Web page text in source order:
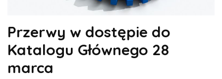
Przerwy w dostępie do
Katalogu Głównego 28
marca